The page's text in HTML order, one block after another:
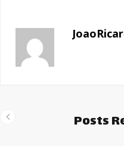
Posts